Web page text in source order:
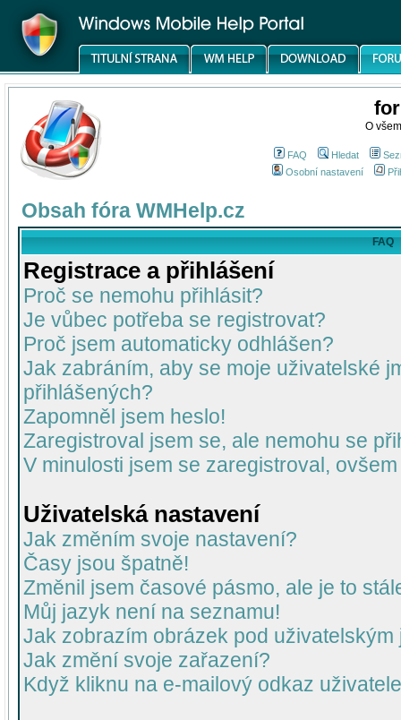
O
FAQ Hledat
Osobní nastavení
Obsah fóra WMHelp.cz
FAQ
Registrace a přihlášení
Proč se nemohu přihlásit?
Je vůbec potřeba se registrovat?
Proč jsem automaticky odhlášen?
Jak zabráním, aby se moje uživatelské
přihlášených?
Zapomněl jsem heslo!
Zaregistroval jsem se, ale nemohu se
V minulosti jsem se zaregistroval,
Uživatelská nastavení
Jak změním svoje nastavení?
Časy jsou špatně!
Změnil jsem časové pásmo, ale je to
Můj jazyk není na seznamu!
Jak zobrazím obrázek pod uživatelským
Jak změní svoje zařazení?
Když kliknu na e-mailový odkaz